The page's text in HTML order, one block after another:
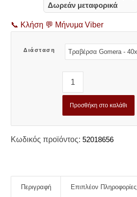
Δωρεάν μεταφορικά
📞 Κλήση 💬 Μήνυμα Viber
Διάσταση
Προσθήκη στο καλάθι
Κωδικός προϊόντος: 52018656
Περιγραφή Επιπλέον Πληροφορίες